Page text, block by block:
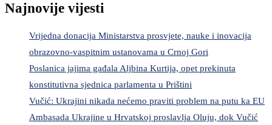
Najnovije vijesti
Vrijedna donacija Ministarstva prosvjete, nauke i inovacija
obrazovno-vaspitnim ustanovama u Crnoj Gori
Poslanica jajima gađala Aljbina Kurtija, opet prekinuta
konstitutivna sjednica parlamenta u Prištini
Vučić: Ukrajini nikada nećemo praviti problem na putu ka EU
Ambasada Ukrajine u Hrvatskoj proslavlja Oluju, dok Vučić